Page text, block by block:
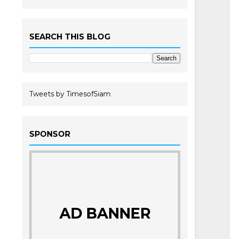
SEARCH THIS BLOG
Tweets by TimesofSiam
SPONSOR
AD BANNER